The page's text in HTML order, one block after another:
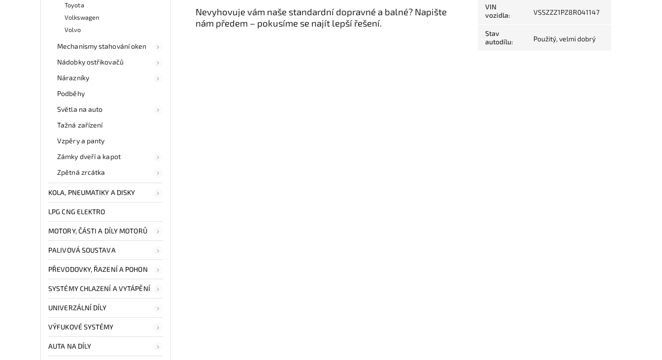
Toyota
Volkswagen
Volvo
Mechanismy stahování oken
Nádobky ostřikovačů
Nárazníky
Podběhy
Světla na auto
Tažná zařízení
Vzpěry a panty
Zámky dveří a kapot
Zpětná zrcátka
KOLA, PNEUMATIKY A DISKY
LPG CNG ELEKTRO
MOTORY, ČÁSTI A DÍLY MOTORŮ
PALIVOVÁ SOUSTAVA
PŘEVODOVKY, ŘAZENÍ A POHON
SYSTÉMY CHLAZENÍ A VYTÁPĚNÍ
UNIVERZÁLNÍ DÍLY
VÝFUKOVÉ SYSTÉMY
AUTA NA DÍLY
Nevyhovuje vám naše standardní dopravné a balné? Napište
nám předem – pokusíme se najít lepší řešení.
VIN
vozidla: VSSZZZ1PZ8R041147
Stav
autodílu: Použitý, velmi dobrý